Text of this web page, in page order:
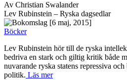
Av Christian Swalander
Lev Rubinstein – Ryska dagsedlar
[6 maj, 2015]
Böcker
Lev Rubinstein hör till de ryska
bedriva en stark och giltig kritik både
nuvarande ryska statens repressiva
politik. Läs mer